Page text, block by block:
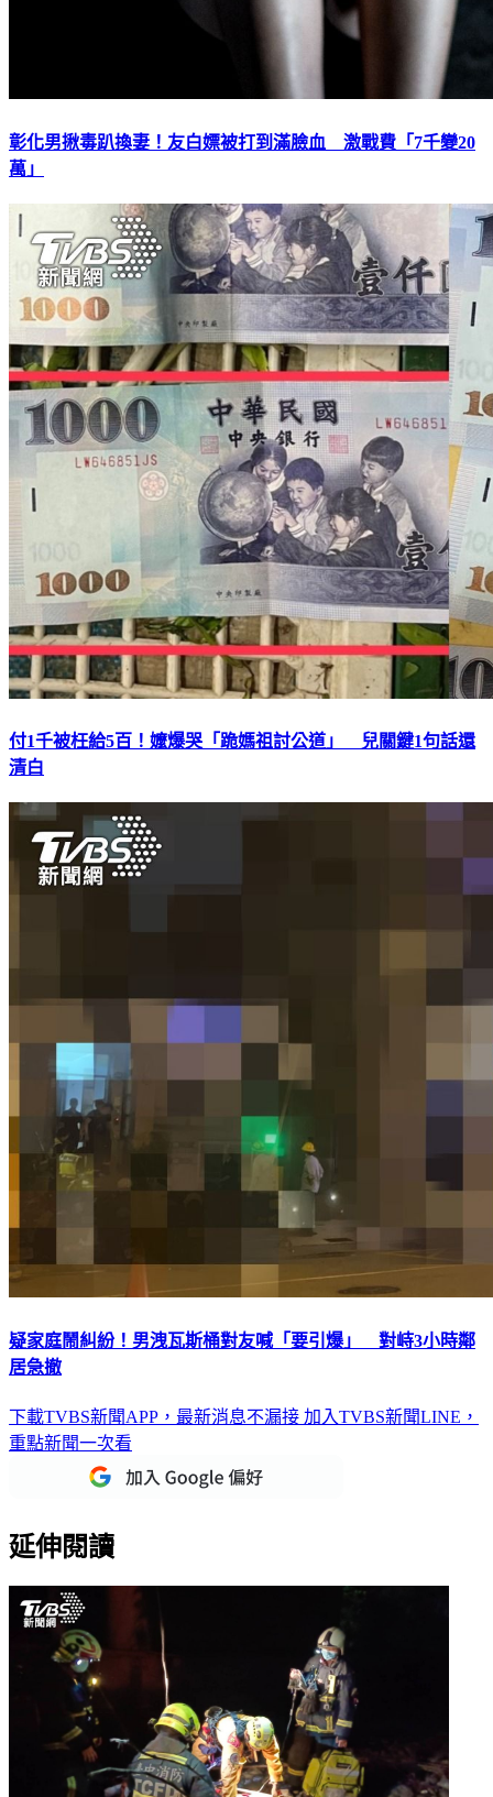
彰化男揪毒趴換妻！友白嫖被打到滿臉血 激戰費「7千變20
萬」
付1千被枉給5百！嬤爆哭「跪媽祖討公道」 兒關鍵1句話還
清白
疑家庭鬧糾紛！男洩瓦斯桶對友喊「要引爆」 對峙3小時鄰
居急撤
下載TVBS新聞APP，最新消息不漏接 加入TVBS新聞LINE，
重點新聞一次看
延伸閱讀